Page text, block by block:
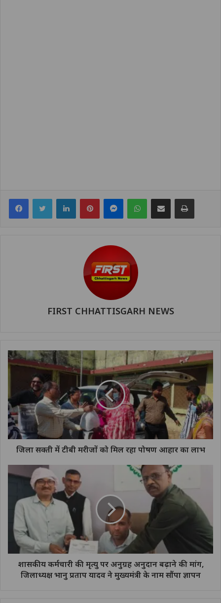
FacebookTwitter LinkedInPinterestMessengerWhatsAppShare via Email Print
FIRST CHHATTISGARH NEWS
जिला सक्ती में टीबी मरीजों को मिल रहा पोषण आहार का लाभ
शासकीय कर्मचारी की मृत्यु पर अनुग्रह अनुदान बढ़ाने की मांग,
जिलाध्यक्ष भानु प्रताप यादव ने मुख्यमंत्री के नाम सौंपा ज्ञापन